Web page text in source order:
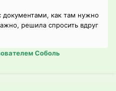
документами, как там нужно
решила спросить вдруг
Соболь